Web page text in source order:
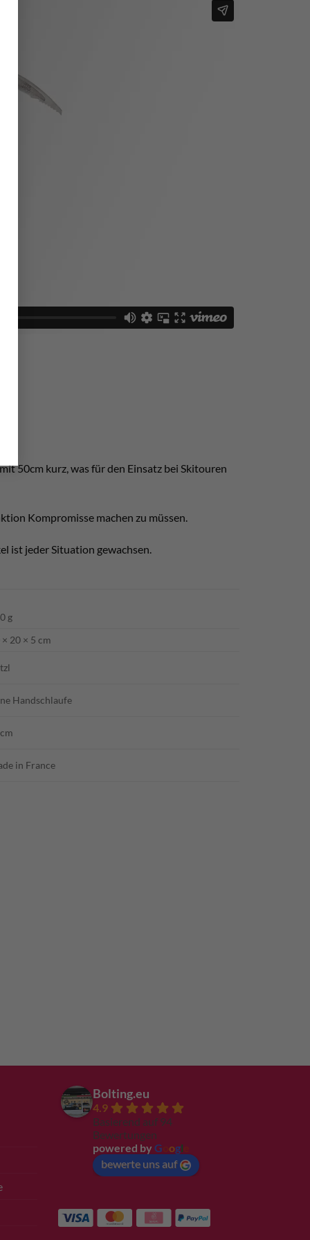
50cm kurz, was für den Einsatz bei Skitouren
Kompromisse machen zu müssen.
ist jeder Situation gewachsen.
g
× 20 × 5 cm
Handschlaufe
in France
Bolting.eu
4.9
Basierend auf 94
Bewertungen
powered by G ogl
bewerte uns auf